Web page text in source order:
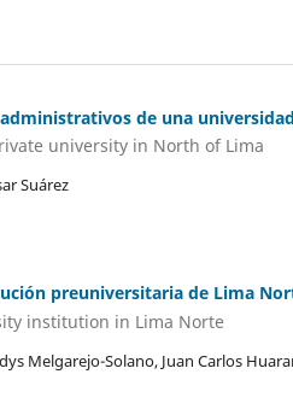
de una
university in North of Lima
Suárez
preuniversitaria de Lima
institution in Lima Norte
Melgarejo-Solano, Juan Carlos